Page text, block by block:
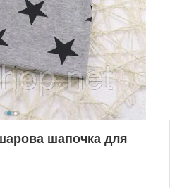
шапочка для